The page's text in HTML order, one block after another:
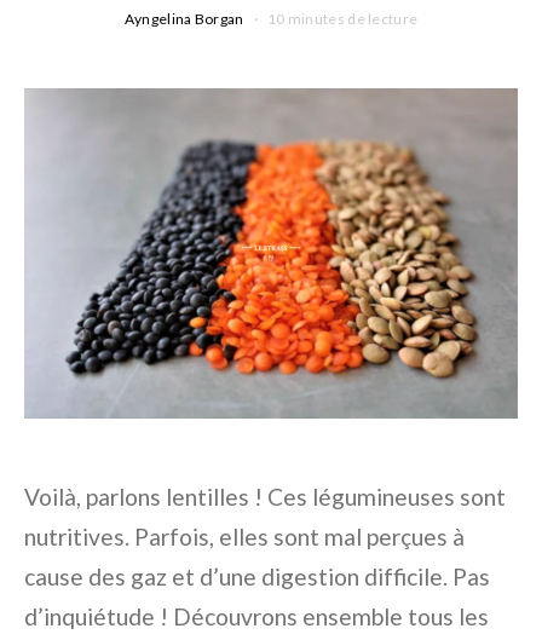
Ayngelina Borgan 10 minutes de lecture
Voilà, parlons lentilles ! Ces légumineuses sont
nutritives. Parfois, elles sont mal perçues à
cause des gaz et d’une digestion difficile. Pas
d’inquiétude ! Découvrons ensemble tous les